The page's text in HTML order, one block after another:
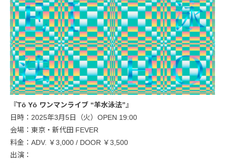
『Tō Yō ワンマンライブ “羊水泳法”』
日時：2025年3月5日（火）OPEN 19:00
会場：東京・新代田 FEVER
料金：ADV. ￥3,000 / DOOR ￥3,500
出演：